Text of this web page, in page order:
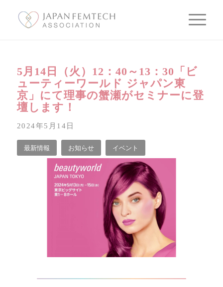
5月14日（火）12：40～13：30「ビ
ューティーワールド ジャパン東
京」にて理事の蟹瀬がセミナーに登
壇します！
2024年5月14日
最新情報 お知らせ イベント